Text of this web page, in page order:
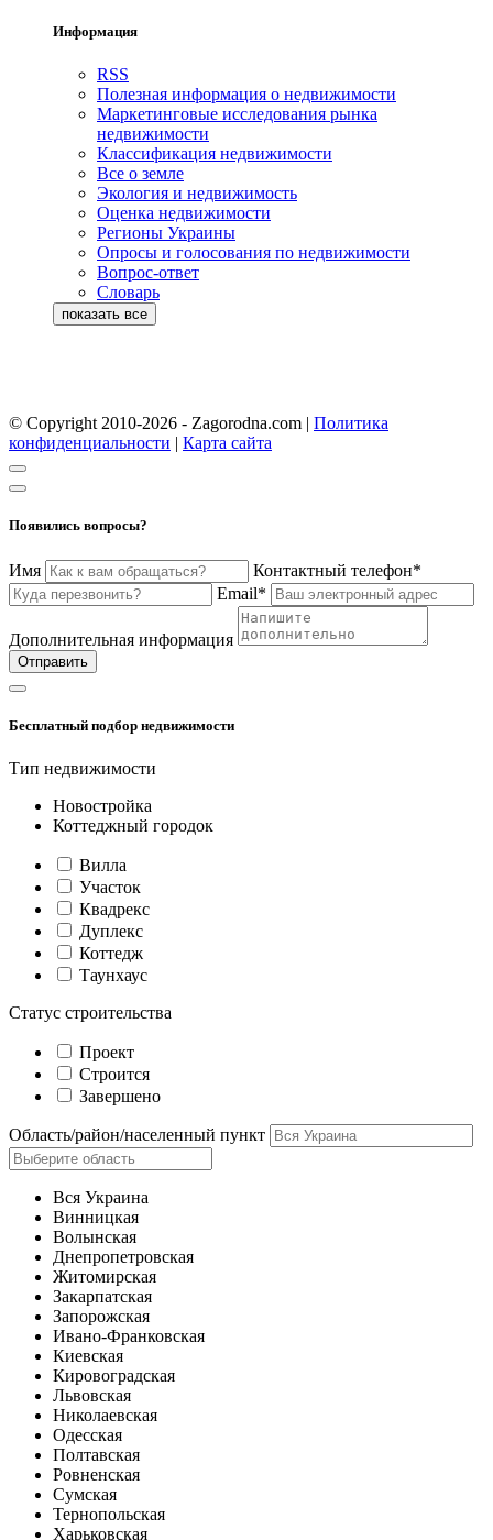
Информация
RSS
Полезная информация о недвижимости
Маркетинговые исследования рынка
недвижимости
Классификация недвижимости
Все о земле
Экология и недвижимость
Оценка недвижимости
Регионы Украины
Опросы и голосования по недвижимости
Вопрос-ответ
Словарь
© Copyright 2010-2026 - Zagorodna.com | Политика
конфиденциальности | Карта сайта
Появились вопросы?
Имя
Контактный телефон*
Email*
Дополнительная информация
Отправить
Бесплатный подбор недвижимости
Тип недвижимости
Новостройка
Коттеджный городок
Вилла
Участок
Квадрекс
Дуплекс
Коттедж
Таунхаус
Статус строительства
Проект
Строится
Завершено
Область/район/населенный пункт
Вся Украина
Винницкая
Волынская
Днепропетровская
Житомирская
Закарпатская
Запорожская
Ивано-Франковская
Киевская
Кировоградская
Львовская
Николаевская
Одесская
Полтавская
Ровненская
Сумская
Тернопольская
Харьковская